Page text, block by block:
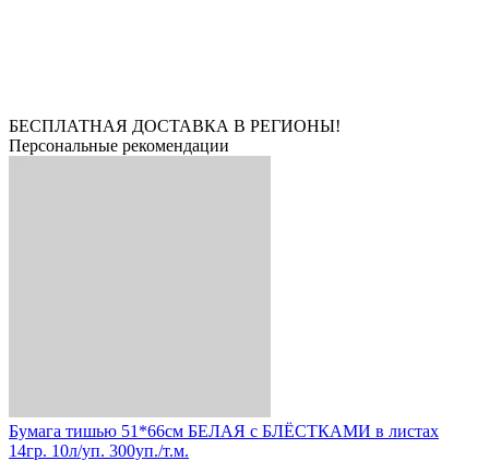
БЕСПЛАТНАЯ ДОСТАВКА В РЕГИОНЫ!
Персональные рекомендации
Бумага тишью 51*66см БЕЛАЯ с БЛЁСТКАМИ в листах
14гр. 10л/уп. 300уп./т.м.